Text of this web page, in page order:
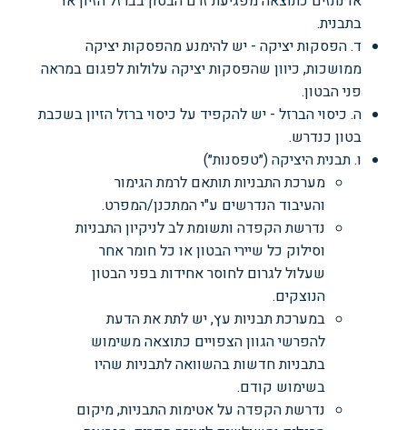
בתבנית.
ד. הפסקות יציקה - יש להימנע מהפסקות יציקה
ממושכות, כיוון שהפסקות יציקה עלולות לפגום במראה
פני הבטון.
ה. כיסוי הברזל - יש להקפיד על כיסוי ברזל הזיון בשכבת
בטון כנדרש.
ו. תבנית היציקה (״טפסנות״)
מערכת התבניות תותאם לרמת הגימור
והעיבוד הנדרשים ע"י המתכנן/המפרט.
נדרשת הקפדה ותשומת לב לניקיון התבניות
וסילוק כל שיירי הבטון או כל חומר אחר
שעלול לגרום לחוסר אחידות בפני הבטון
הנוצקים.
במערכת תבניות עץ, יש לתת את הדעת
להפרשי הגוון הצפויים כתוצאה משימוש
בתבניות חדשות בהשוואה לתבניות שהיו
בשימוש קודם.
נדרשת הקפדה על אטימות התבניות, מיקום